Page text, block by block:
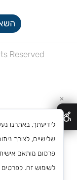
Reserved
✕
שלישיים, לצורך
פרסום מותאם
לשימוש זה. לפרטים